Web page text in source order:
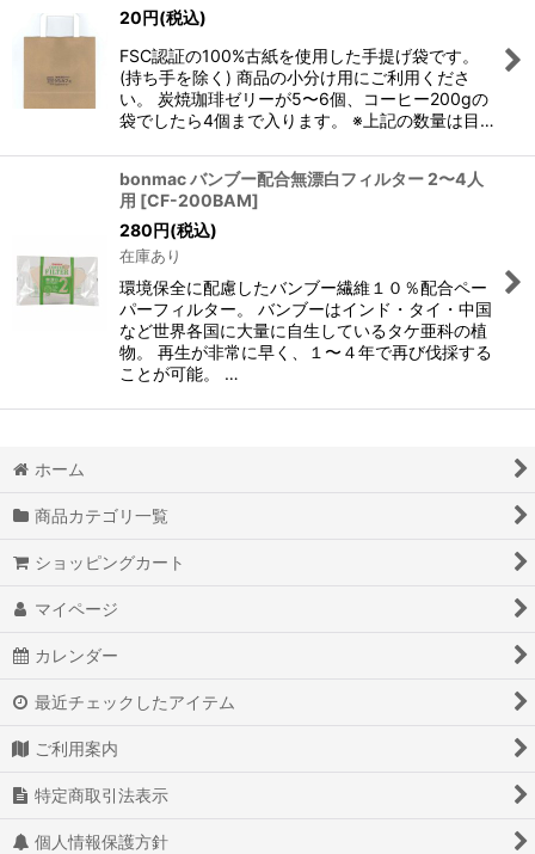
20円(税込)
FSC認証の100%古紙を使用した手提げ袋です。
(持ち手を除く) 商品の小分け用にご利用くださ
い。 炭焼珈琲ゼリーが5〜6個、コーヒー200gの
袋でしたら4個まで入ります。 ※上記の数量は目…
bonmac バンブー配合無漂白フィルター 2〜4人
用 [CF-200BAM]
280円(税込)
在庫あり
環境保全に配慮したバンブー繊維１０％配合ペー
パーフィルター。 バンブーはインド・タイ・中国
など世界各国に大量に自生しているタケ亜科の植
物。 再生が非常に早く、１〜４年で再び伐採する
ことが可能。 …
ホーム
商品カテゴリ一覧
ショッピングカート
マイページ
カレンダー
最近チェックしたアイテム
ご利用案内
特定商取引法表示
個人情報保護方針